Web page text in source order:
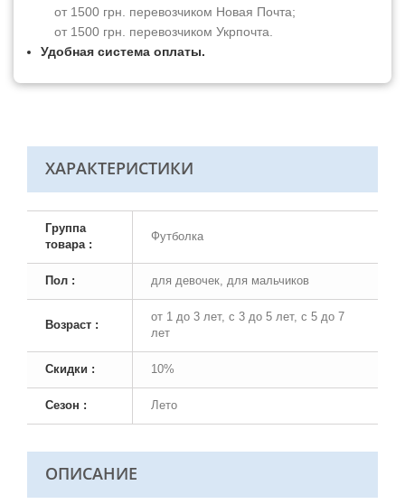
от 1500 грн. перевозчиком Новая Почта;
от 1500 грн. перевозчиком Укрпочта.
Удобная система оплаты.
ХАРАКТЕРИСТИКИ
Группа
товара :
Футболка
Пол : для девочек, для мальчиков
Возраст :
от 1 до 3 лет, с 3 до 5 лет, с 5 до 7
лет
Скидки : 10%
Сезон : Лето
ОПИСАНИЕ